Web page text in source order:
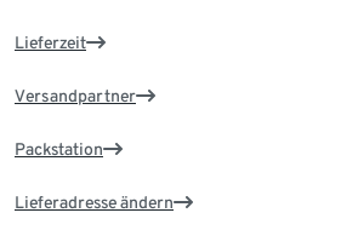
Lieferzeit
Versandpartner
Packstation
Lieferadresse ändern